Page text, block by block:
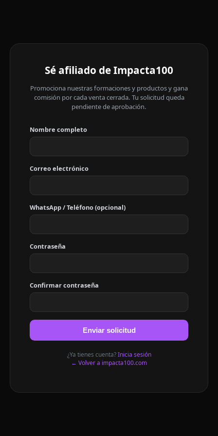
Sé afiliado de Impacta100
Promociona nuestras formaciones y productos y gana
comisión por cada venta cerrada. Tu solicitud queda
pendiente de aprobación.
Nombre completo
Correo electrónico
WhatsApp / Teléfono (opcional)
Contraseña
Confirmar contraseña
Enviar solicitud
¿Ya tienes cuenta?Inicia sesión
← Volver a impacta100.com